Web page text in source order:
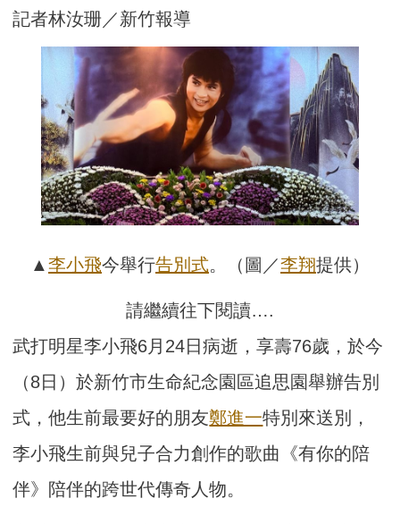
記者林汝珊／新竹報導
▲李小飛今舉行告別式。（圖／李翔提供）
請繼續往下閱讀….
武打明星李小飛6月24日病逝，享壽76歲，於今
（8日）於新竹市生命紀念園區追思園舉辦告別
式，他生前最要好的朋友鄭進一特別來送別，
李小飛生前與兒子合力創作的歌曲《有你的陪
伴》陪伴的跨世代傳奇人物。